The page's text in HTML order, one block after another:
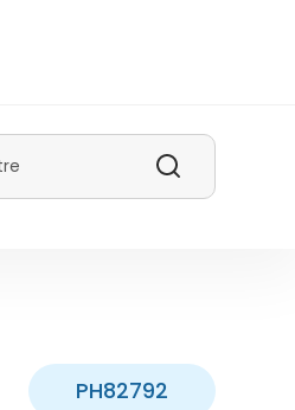
Buscar
PH82792